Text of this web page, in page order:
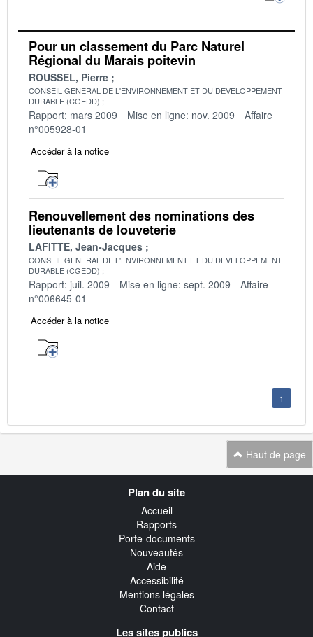
Pour un classement du Parc Naturel
Régional du Marais poitevin
ROUSSEL, Pierre
CONSEIL GENERAL DE L'ENVIRONNEMENT ET DU DEVELOPPEMENT
DURABLE (CGEDD)
Rapport: mars 2009 Mise en ligne: nov. 2009
Affaire
n°005928-01
Accéder à la notice
Renouvellement des nominations des
lieutenants de louveterie
LAFITTE, Jean-Jacques
CONSEIL GENERAL DE L'ENVIRONNEMENT ET DU DEVELOPPEMENT
DURABLE (CGEDD)
Rapport: juil. 2009 Mise en ligne: sept. 2009
Affaire
n°006645-01
Accéder à la notice
1
Haut de page
Plan du site
Accueil
Rapports
Porte-documents
Nouveautés
Aide
Accessibilité
Mentions légales
Contact
Les sites publics